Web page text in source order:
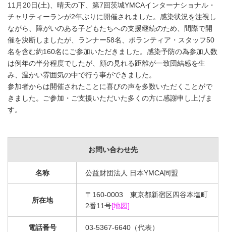
11月20日(土)、晴天の下、第7回茨城YMCAインターナショナル・
チャリティーランが2年ぶりに開催されました。感染状況を注視し
ながら、障がいのある子どもたちへの支援継続のため、間際で開
催を決断しましたが、ランナー58名、ボランティア・スタッフ50
名を含む約160名にご参加いただきました。感染予防の為参加人数
は例年の半分程度でしたが、顔の見れる距離が一致団結感を生
み、温かい雰囲気の中で行う事ができました。
参加者からは開催されたことに喜びの声を多数いただくことがで
きました。ご参加・ご支援いただいた多くの方に感謝申し上げま
す。
お問い合わせ先
名称 公益財団法人 日本YMCA同盟
所在地
〒160-0003 東京都新宿区四谷本塩町
2番11号[地図]
電話番号 03-5367-6640（代表）